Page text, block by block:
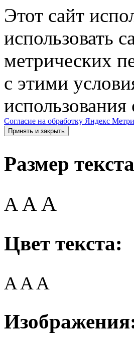
Этот сайт
использовать
метрических
с этими
использования
Согласие на обработку Яндекс
Принять и закрыть
Размер
A AA
Цвет текста:
AAA